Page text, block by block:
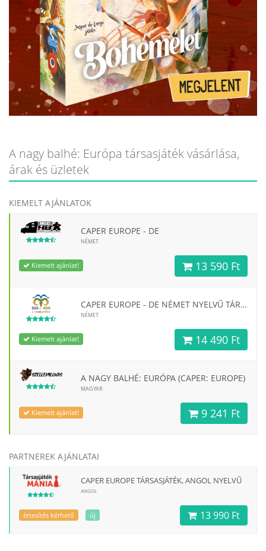
A nagy balhé: Európa társasjáték vásárlása,
árak és üzletek
KIEMELT AJÁNLATOK
CAPER EUROPE - DE
NÉMET
Kiemelt ajánlat! 13 590 Ft
CAPER EUROPE - DE NÉMET NYELVŰ TÁRSASJÁTÉK
NÉMET
Kiemelt ajánlat! 14 490 Ft
A NAGY BALHÉ: EURÓPA (CAPER: EUROPE)
MAGYAR
Kiemelt ajánlat! 9 241 Ft
PARTNEREK AJÁNLATAI
CAPER EUROPE TÁRSASJÁTÉK, ANGOL NYELVŰ
ANGOL
értesítés kérhető új 13 990 Ft